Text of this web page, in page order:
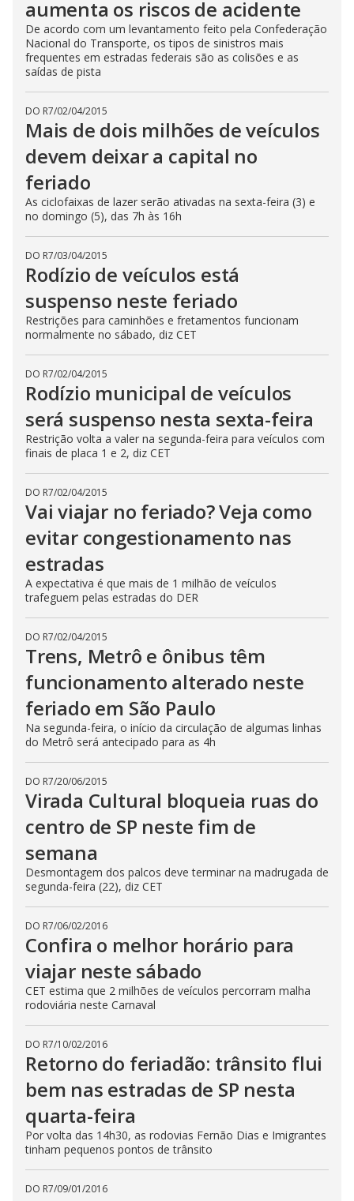
aumenta os riscos de acidente
De acordo com um levantamento feito pela Confederação
Nacional do Transporte, os tipos de sinistros mais
frequentes em estradas federais são as colisões e as
saídas de pista
DO R7/02/04/2015
Mais de dois milhões de veículos
devem deixar a capital no
feriado
As ciclofaixas de lazer serão ativadas na sexta-feira (3) e
no domingo (5), das 7h às 16h
DO R7/03/04/2015
Rodízio de veículos está
suspenso neste feriado
Restrições para caminhões e fretamentos funcionam
normalmente no sábado, diz CET
DO R7/02/04/2015
Rodízio municipal de veículos
será suspenso nesta sexta-feira
Restrição volta a valer na segunda-feira para veículos com
finais de placa 1 e 2, diz CET
DO R7/02/04/2015
Vai viajar no feriado? Veja como
evitar congestionamento nas
estradas
A expectativa é que mais de 1 milhão de veículos
trafeguem pelas estradas do DER
DO R7/02/04/2015
Trens, Metrô e ônibus têm
funcionamento alterado neste
feriado em São Paulo
Na segunda-feira, o início da circulação de algumas linhas
do Metrô será antecipado para as 4h
DO R7/20/06/2015
Virada Cultural bloqueia ruas do
centro de SP neste fim de
semana
Desmontagem dos palcos deve terminar na madrugada de
segunda-feira (22), diz CET
DO R7/06/02/2016
Confira o melhor horário para
viajar neste sábado
CET estima que 2 milhões de veículos percorram malha
rodoviária neste Carnaval
DO R7/10/02/2016
Retorno do feriadão: trânsito flui
bem nas estradas de SP nesta
quarta-feira
Por volta das 14h30, as rodovias Fernão Dias e Imigrantes
tinham pequenos pontos de trânsito
DO R7/09/01/2016